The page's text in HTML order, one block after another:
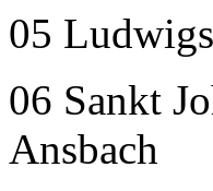
05
06 Sankt
Ansbach